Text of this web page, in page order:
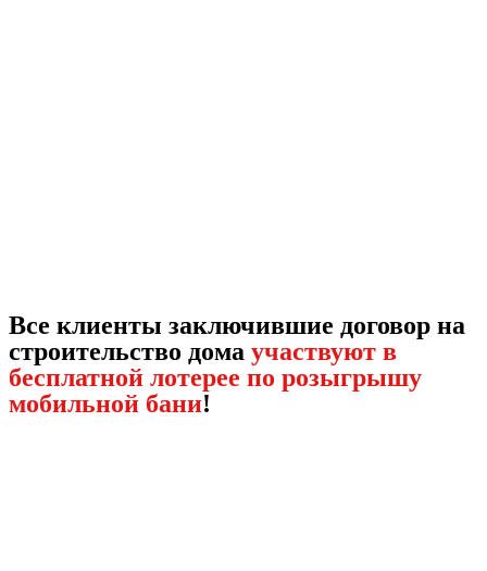
Все клиенты заключившие договор на
строительство дома участвуют в
бесплатной лотерее по розыгрышу
мобильной бани!